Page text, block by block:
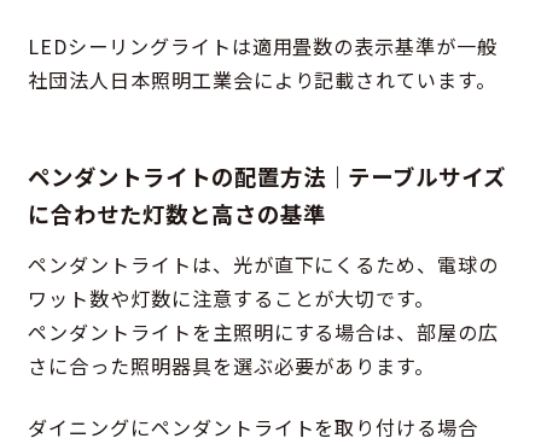
LEDシーリングライトは適用畳数の表示基準が一般
社団法人日本照明工業会により記載されています。
ペンダントライトの配置方法｜テーブルサイズ
に合わせた灯数と高さの基準
ペンダントライトは、光が直下にくるため、電球の
ワット数や灯数に注意することが大切です。
ペンダントライトを主照明にする場合は、部屋の広
さに合った照明器具を選ぶ必要があります。
ダイニングにペンダントライトを取り付ける場合